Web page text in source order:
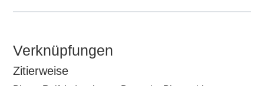
Verknüpfungen
Zitierweise